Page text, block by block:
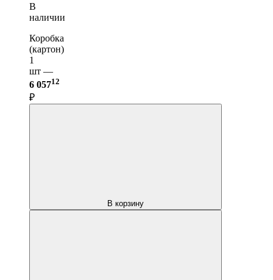
В
наличии
Коробка
(картон)
1
шт —
6 05712
₽
В корзину